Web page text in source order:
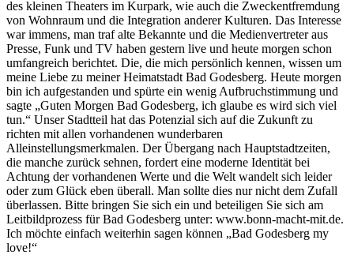
des kleinen Theaters im Kurpark, wie auch die Zweckentfremdung
von Wohnraum und die Integration anderer Kulturen. Das Interesse
war immens, man traf alte Bekannte und die Medienvertreter aus
Presse, Funk und TV haben gestern live und heute morgen schon
umfangreich berichtet. Die, die mich persönlich kennen, wissen um
meine Liebe zu meiner Heimatstadt Bad Godesberg. Heute morgen
bin ich aufgestanden und spürte ein wenig Aufbruchstimmung und
sagte „Guten Morgen Bad Godesberg, ich glaube es wird sich viel
tun.“ Unser Stadtteil hat das Potenzial sich auf die Zukunft zu
richten mit allen vorhandenen wunderbaren
Alleinstellungsmerkmalen. Der Übergang nach Hauptstadtzeiten,
die manche zurück sehnen, fordert eine moderne Identität bei
Achtung der vorhandenen Werte und die Welt wandelt sich leider
oder zum Glück eben überall. Man sollte dies nur nicht dem Zufall
überlassen. Bitte bringen Sie sich ein und beteiligen Sie sich am
Leitbildprozess für Bad Godesberg unter: www.bonn-macht-mit.de.
Ich möchte einfach weiterhin sagen können „Bad Godesberg my
love!“